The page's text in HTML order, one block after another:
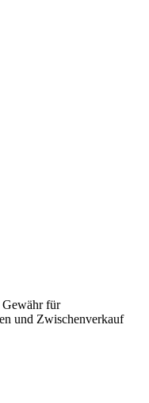
Gewähr für
und Zwischenverkauf